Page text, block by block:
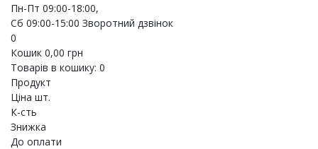
Пн-Пт 09:00-18:00,
Сб 09:00-15:00 Зворотний дзвінок
0
Кошик 0,00 грн
Товарів в кошику: 0
Продукт
Ціна шт.
К-сть
Знижка
До оплати